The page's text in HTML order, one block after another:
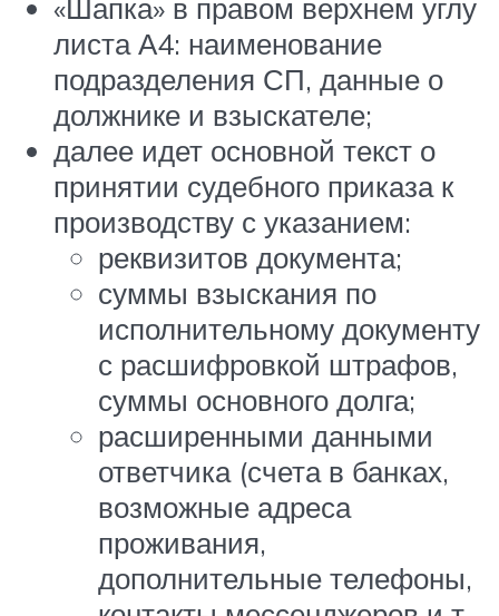
«Шапка» в правом верхнем углу
листа А4: наименование
подразделения СП, данные о
должнике и взыскателе;
далее идет основной текст о
принятии судебного приказа к
производству с указанием:
реквизитов документа;
суммы взыскания по
исполнительному документу
с расшифровкой штрафов,
суммы основного долга;
расширенными данными
ответчика (счета в банках,
возможные адреса
проживания,
дополнительные телефоны,